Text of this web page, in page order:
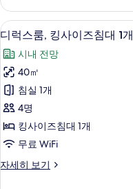
두
보
기
Suite
자
세
히
보
기
디
럭
스
룸,
킹
사
이
즈
침
9
디럭스룸, 킹사이즈침대 1개
시내 전망
40㎡
침실 1개
4명
킹사이즈침대 1개
무료 WiFi
자세히 보기
디